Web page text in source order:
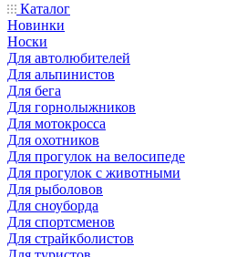
Каталог
Новинки
Носки
Для автолюбителей
Для альпинистов
Для бега
Для горнолыжников
Для мотокросса
Для охотников
Для прогулок на велосипеде
Для прогулок с животными
Для рыболовов
Для сноуборда
Для спортсменов
Для страйкболистов